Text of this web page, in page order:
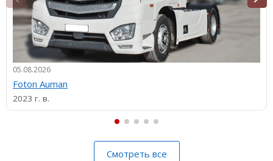
05.08.2026
Foton Auman
2023 г. в.
Смотреть все